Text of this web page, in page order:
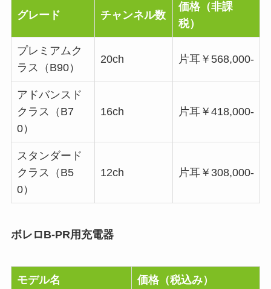
グレード チャンネル数
価格（非課
税）
プレミアムク
ラス（B90）
20ch 片耳￥568,000-
アドバンスド
クラス（B7
0）
16ch 片耳￥418,000-
スタンダード
クラス（B5
0）
12ch 片耳￥308,000-
ボレロB-PR用充電器
モデル名 価格（税込み）